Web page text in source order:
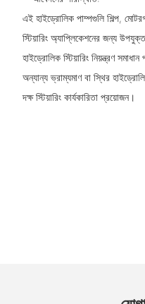
এই হাইড্রোলিক পাম্পগুলি শিল্প,
স্টিয়ারিং অ্যাপ্লিকেশনের জন্য
হাইড্রোলিক স্টিয়ারিং নিয়ন্ত্রণ
অন্যান্য ভ্রাম্যমাণ বা স্থির
দক্ষ স্টিয়ারিং কার্যকারিতা প্রয়োজন।